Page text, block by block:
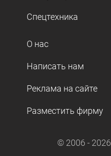
Спецтехника
О нас
Написать нам
Реклама на сайте
Разместить фирму
© 2006 - 2026